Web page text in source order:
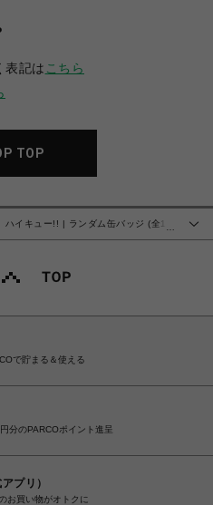
表記は こちら
TOP
ハイキュー!! | ランダム缶バッジ (全10
で貯まる＆使える
分のPARCOポイント進呈
プリ）
お買い物がオトクに